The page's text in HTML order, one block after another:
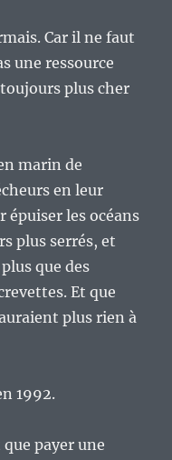
Car il ne faut
une ressource
plus cher
marin de
en leur
les océans
plus serrés, et
que des
Et que
plus rien à
1992.
payer une